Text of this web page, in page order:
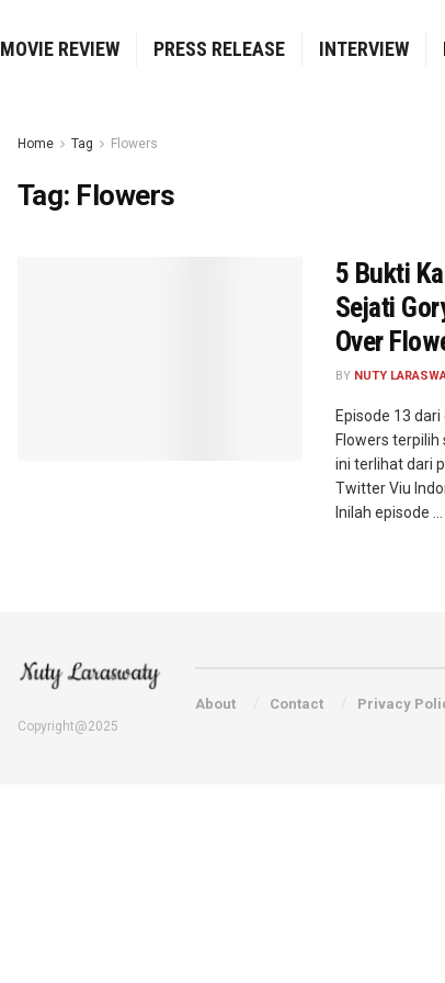
MOVIE REVIEW PRESS RELEASE INTERVIEW
Home Tag Flowers
Tag: Flowers
5 Bukti
Sejati
Over
BY NUTY
Episode 13
Flowers terpilih
ini terlihat dari
Twitter Viu
Inilah episode ...
Copyright@2025
About Contact Privacy